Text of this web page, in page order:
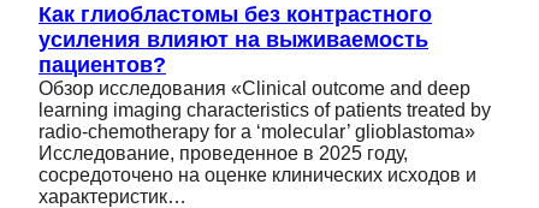
Как глиобластомы без контрастного
усиления влияют на выживаемость
пациентов?
Обзор исследования «Clinical outcome and deep
learning imaging characteristics of patients treated by
radio-chemotherapy for a ‘molecular’ glioblastoma»
Исследование, проведенное в 2025 году,
сосредоточено на оценке клинических исходов и
характеристик…